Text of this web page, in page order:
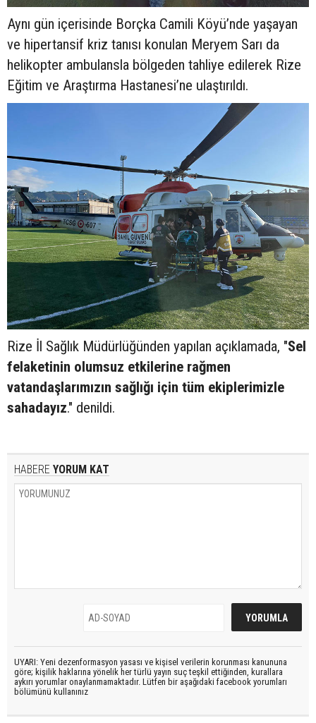
Aynı gün içerisinde Borçka Camili Köyü’nde yaşayan
ve hipertansif kriz tanısı konulan Meryem Sarı da
helikopter ambulansla bölgeden tahliye edilerek Rize
Eğitim ve Araştırma Hastanesi’ne ulaştırıldı.
Rize İl Sağlık Müdürlüğünden yapılan açıklamada, "Sel
felaketinin olumsuz etkilerine rağmen
vatandaşlarımızın sağlığı için tüm ekiplerimizle
sahadayız." denildi.
HABERE YORUM KAT
UYARI: Yeni dezenformasyon yasası ve kişisel verilerin korunması kanununa
göre; kişilik haklarına yönelik her türlü yayın suç teşkil ettiğinden, kurallara
aykırı yorumlar onaylanmamaktadır. Lütfen bir aşağıdaki facebook yorumları
bölümünü kullanınız